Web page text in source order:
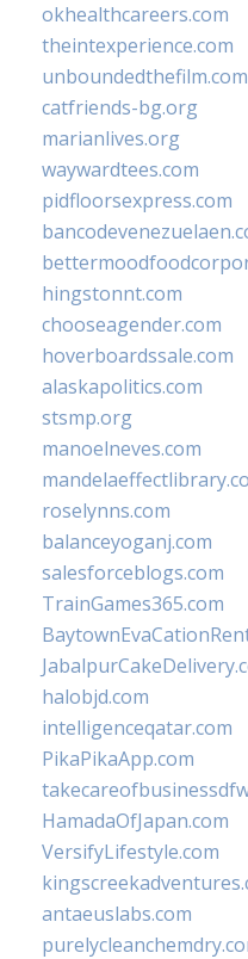
okhealthcareers.com
theintexperience.com
unboundedthefilm.com
catfriends-bg.org
marianlives.org
waywardtees.com
pidfloorsexpress.com
hingstonnt.com
chooseagender.com
hoverboardssale.com
alaskapolitics.com
stsmp.org
manoelneves.com
roselynns.com
balanceyoganj.com
salesforceblogs.com
TrainGames365.com
halobjd.com
intelligenceqatar.com
PikaPikaApp.com
HamadaOfJapan.com
VersifyLifestyle.com
antaeuslabs.com